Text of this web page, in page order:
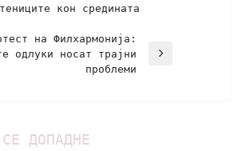
кон средината
на Филхармонија:
одлуки носат трајни
проблеми
ДОПАДНЕ